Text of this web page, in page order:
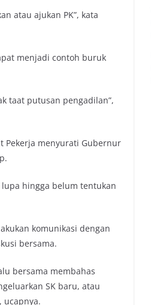
atau ajukan PK”, kata
menjadi contoh buruk
taat putusan pengadilan”,
Pekerja menyurati Gubernur
hingga belum tentukan
komunikasi dengan
bersama.
bersama membahas
SK baru, atau
ucapnya.